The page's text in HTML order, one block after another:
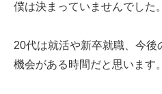
僕は決まっていませんでした。
20代は就活や新卒就職、今後
機会がある時間だと思います。